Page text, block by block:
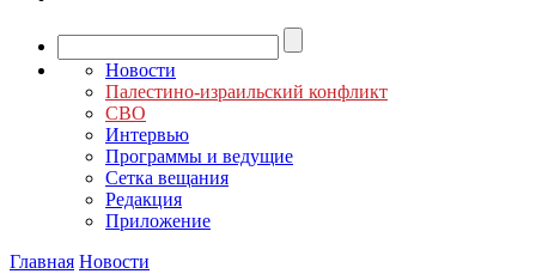
Новости
Палестино-израильский конфликт
СВО
Интервью
Программы и ведущие
Сетка вещания
Редакция
Приложение
Главная Новости